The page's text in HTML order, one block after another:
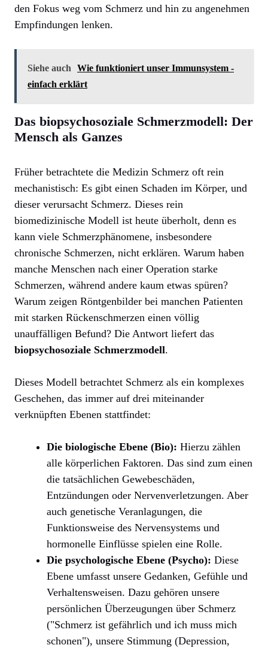
den Fokus weg vom Schmerz und hin zu angenehmen
Empfindungen lenken.
Siehe auch Wie funktioniert unser Immunsystem -
einfach erklärt
Das biopsychosoziale Schmerzmodell: Der
Mensch als Ganzes
Früher betrachtete die Medizin Schmerz oft rein
mechanistisch: Es gibt einen Schaden im Körper, und
dieser verursacht Schmerz. Dieses rein
biomedizinische Modell ist heute überholt, denn es
kann viele Schmerzphänomene, insbesondere
chronische Schmerzen, nicht erklären. Warum haben
manche Menschen nach einer Operation starke
Schmerzen, während andere kaum etwas spüren?
Warum zeigen Röntgenbilder bei manchen Patienten
mit starken Rückenschmerzen einen völlig
unauffälligen Befund? Die Antwort liefert das
biopsychosoziale Schmerzmodell.
Dieses Modell betrachtet Schmerz als ein komplexes
Geschehen, das immer auf drei miteinander
verknüpften Ebenen stattfindet:
Die biologische Ebene (Bio): Hierzu zählen
alle körperlichen Faktoren. Das sind zum einen
die tatsächlichen Gewebeschäden,
Entzündungen oder Nervenverletzungen. Aber
auch genetische Veranlagungen, die
Funktionsweise des Nervensystems und
hormonelle Einflüsse spielen eine Rolle.
Die psychologische Ebene (Psycho): Diese
Ebene umfasst unsere Gedanken, Gefühle und
Verhaltensweisen. Dazu gehören unsere
persönlichen Überzeugungen über Schmerz
("Schmerz ist gefährlich und ich muss mich
schonen"), unsere Stimmung (Depression,